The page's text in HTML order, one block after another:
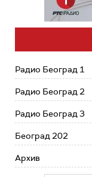
Радио Београд 1
Радио Београд 2
Радио Београд 3
Београд 202
Архив